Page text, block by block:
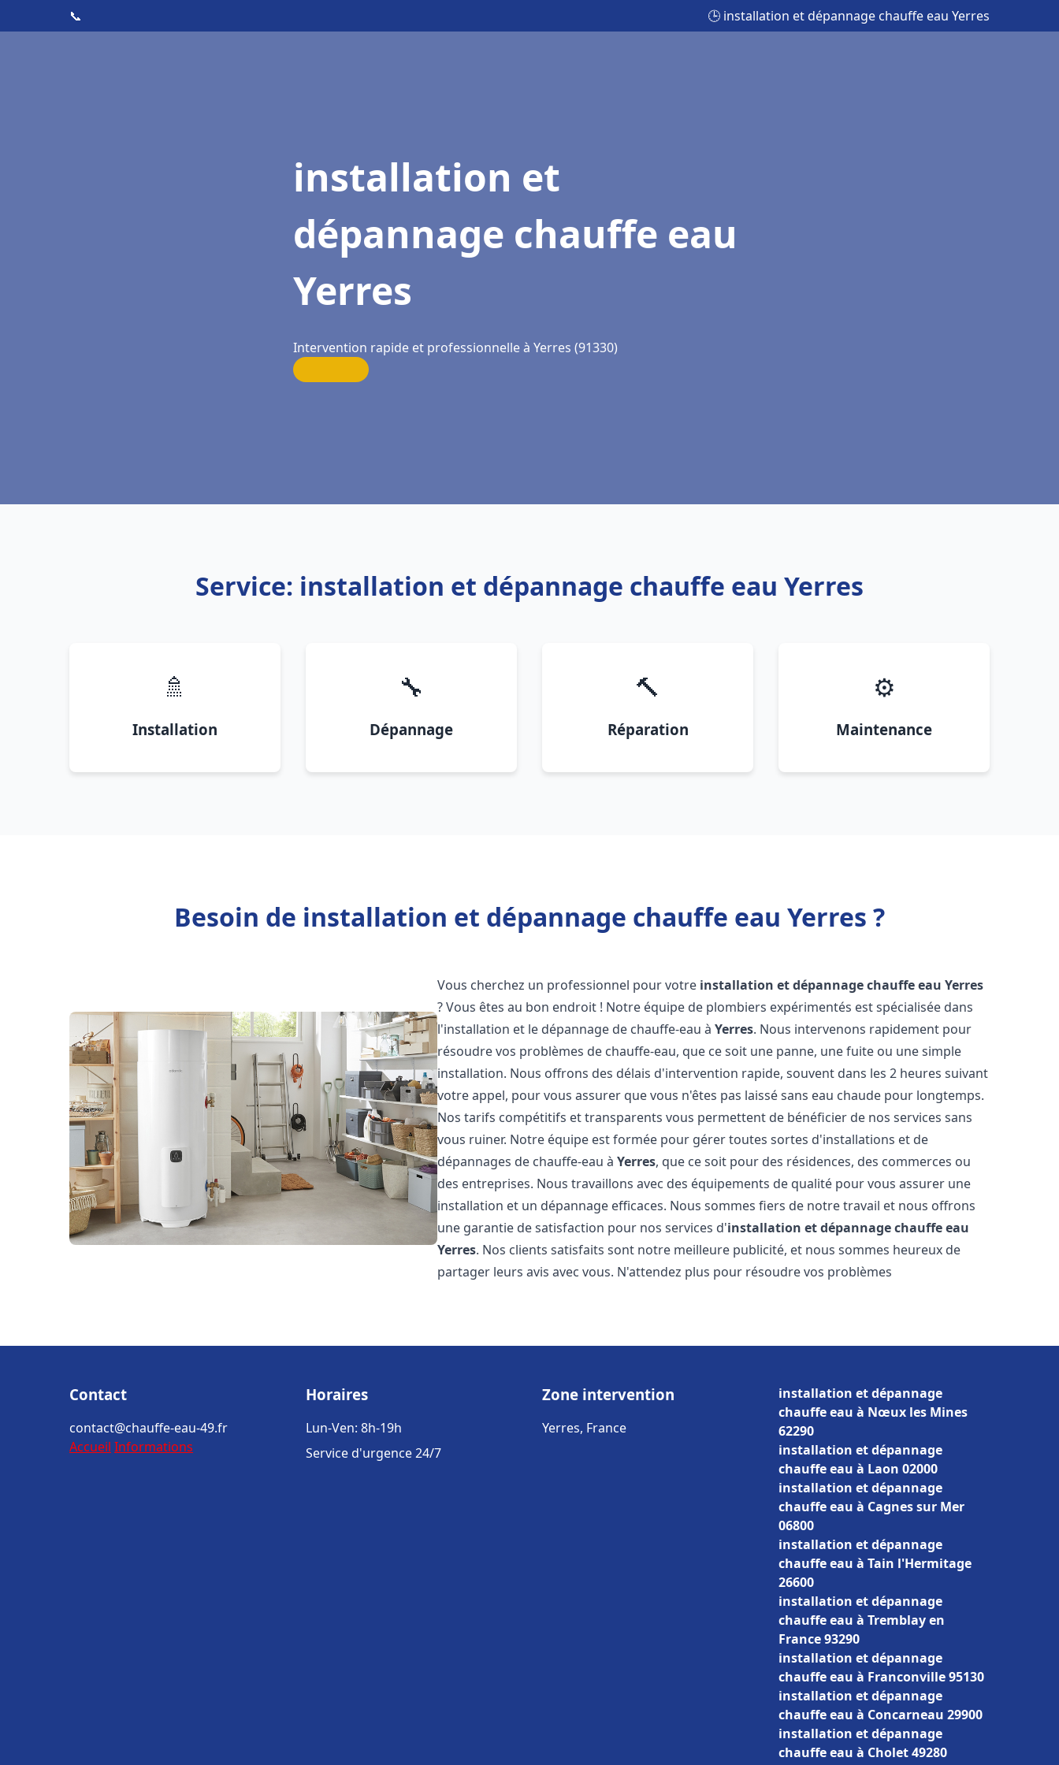
📞 🕒 installation et dépannage chauffe eau Yerres
installation et
dépannage chauffe eau
Yerres
Intervention rapide et professionnelle à Yerres (91330)
Service: installation et dépannage chauffe eau Yerres
🚿
Installation
🔧
Dépannage
🔨
Réparation
⚙️
Maintenance
Besoin de installation et dépannage chauffe eau Yerres ?
Vous cherchez un professionnel pour votre installation et dépannage chauffe eau Yerres
? Vous êtes au bon endroit ! Notre équipe de plombiers expérimentés est spécialisée dans
l'installation et le dépannage de chauffe-eau àYerres. Nous intervenons rapidement pour
résoudre vos problèmes de chauffe-eau, que ce soit une panne, une fuite ou une simple
installation. Nous offrons des délais d'intervention rapide, souvent dans les 2 heures suivant
votre appel, pour vous assurer que vous n'êtes pas laissé sans eau chaude pour longtemps.
Nos tarifs compétitifs et transparents vous permettent de bénéficier de nos services sans
vous ruiner. Notre équipe est formée pour gérer toutes sortes d'installations et de
dépannages de chauffe-eau àYerres, que ce soit pour des résidences, des commerces ou
des entreprises. Nous travaillons avec des équipements de qualité pour vous assurer une
installation et un dépannage efficaces. Nous sommes fiers de notre travail et nous offrons
une garantie de satisfaction pour nos services d'installation et dépannage chauffe eau
Yerres. Nos clients satisfaits sont notre meilleure publicité, et nous sommes heureux de
partager leurs avis avec vous. N'attendez plus pour résoudre vos problèmes
Contact
contact@chauffe-eau-49.fr
Accueil Informations
Horaires
Lun-Ven: 8h-19h
Service d'urgence 24/7
Zone intervention
Yerres, France
installation et dépannage
chauffe eau à Nœux les Mines
62290
installation et dépannage
chauffe eau à Laon 02000
installation et dépannage
chauffe eau à Cagnes sur Mer
06800
installation et dépannage
chauffe eau à Tain l'Hermitage
26600
installation et dépannage
chauffe eau à Tremblay en
France 93290
installation et dépannage
chauffe eau à Franconville 95130
installation et dépannage
chauffe eau à Concarneau 29900
installation et dépannage
chauffe eau à Cholet 49280